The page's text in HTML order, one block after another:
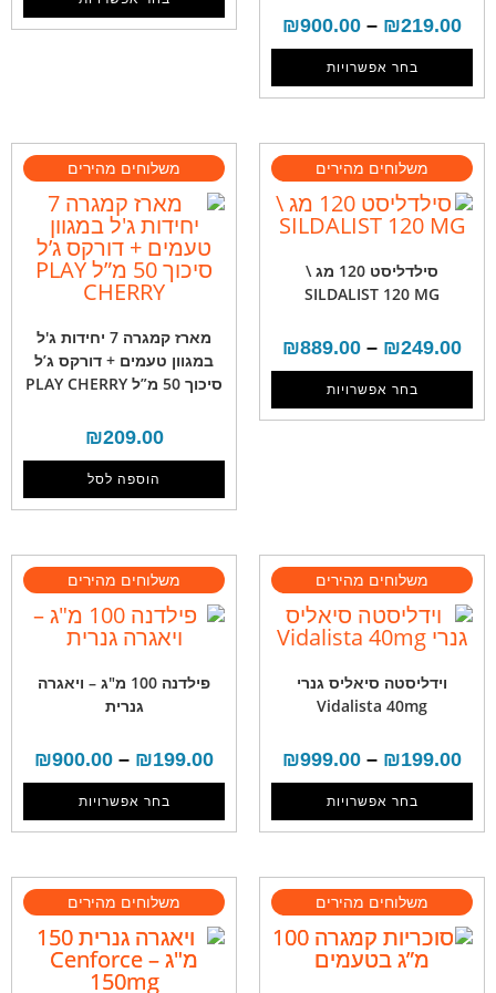
₪219.00
–
₪900.00
בחר אפשרויות
סילדליסט 120 מג \
SILDALIST 120 MG
₪249.00
–
₪889.00
בחר אפשרויות
מארז קמגרה 7 יחידות ג'ל
במגוון טעמים + דורקס ג’ל
סיכוך 50 מ”ל PLAY CHERRY
₪209.00
הוספה לסל
וידליסטה סיאליס גנרי
Vidalista 40mg
₪199.00
–
₪999.00
בחר אפשרויות
פילדנה 100 מ"ג – ויאגרה
גנרית
₪199.00
–
₪900.00
בחר אפשרויות